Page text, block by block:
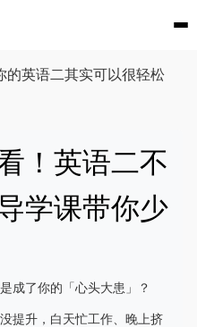
的英语二其实可以很轻松
！英语二不
学课带你少
成了你的「心头大患」？
提升，白天忙工作、晚上挤